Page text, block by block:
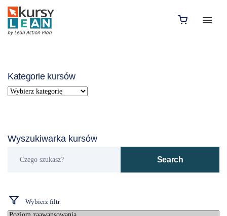
Kategorie kursów
Wyszukiwarka kursów
szukasz?
Search
Wybierz filtr